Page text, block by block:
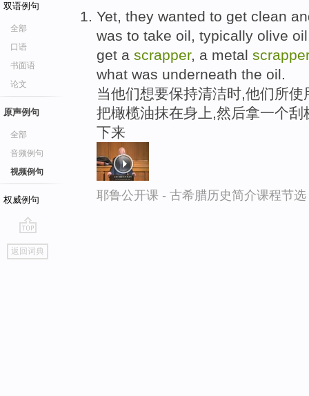
双语例句
全部
口语
书面语
论文
原声例句
全部
音频例句
视频例句
权威例句
go
top
返回词典
Yet, they wanted to get clean
was to take oil, typically olive
get a scrapper, a metal scrapper
what was underneath the oil.
当他们想要保持清洁时,他们所
把橄榄油抹在身上,然后拿一个
下来
耶鲁公开课 - 古希腊历史简介课程节选